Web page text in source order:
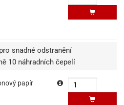
snadné odstranění
10 náhradních čepelí
papír